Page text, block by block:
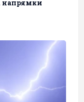
напрямки